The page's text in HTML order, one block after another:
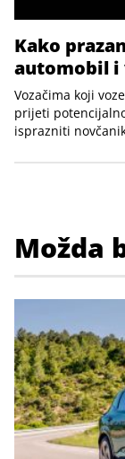
Kako
automobil i
Vozačima koji
prijeti
isprazniti
Možda